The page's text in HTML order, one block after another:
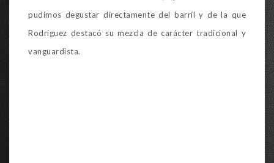
pudimos degustar directamente del barril y de la que
Rodriguez destacó su mezcla de carácter tradicional y
vanguardista.